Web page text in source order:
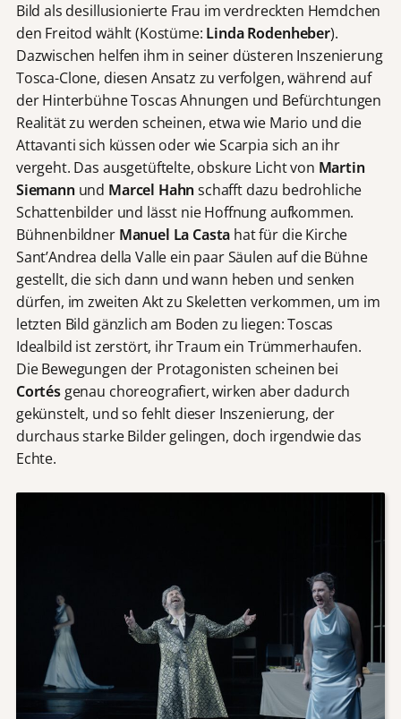
Bild als desillusionierte Frau im verdreckten Hemdchen
den Freitod wählt (Kostüme: Linda Rodenheber).
Dazwischen helfen ihm in seiner düsteren Inszenierung
Tosca-Clone, diesen Ansatz zu verfolgen, während auf
der Hinterbühne Toscas Ahnungen und Befürchtungen
Realität zu werden scheinen, etwa wie Mario und die
Attavanti sich küssen oder wie Scarpia sich an ihr
vergeht. Das ausgetüftelte, obskure Licht von Martin
Siemannund Marcel Hahnschafft dazu bedrohliche
Schattenbilder und lässt nie Hoffnung aufkommen.
Bühnenbildner Manuel La Casta hat für die Kirche
Sant’Andrea della Valle ein paar Säulen auf die Bühne
gestellt, die sich dann und wann heben und senken
dürfen, im zweiten Akt zu Skeletten verkommen, um im
letzten Bild gänzlich am Boden zu liegen: Toscas
Idealbild ist zerstört, ihr Traum ein Trümmerhaufen.
Die Bewegungen der Protagonisten scheinen bei
Cortésgenau choreografiert, wirken aber dadurch
gekünstelt, und so fehlt dieser Inszenierung, der
durchaus starke Bilder gelingen, doch irgendwie das
Echte.